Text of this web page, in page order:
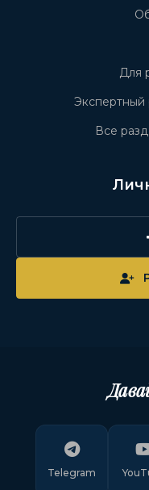
Для
Экспертный
Все
Telegram